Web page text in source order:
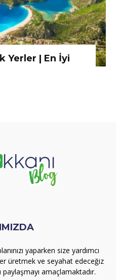
Yerler | En İyi
yaparken size yardımcı
üretmek ve seyahat edeceğiz
paylaşmayı amaçlamaktadır.